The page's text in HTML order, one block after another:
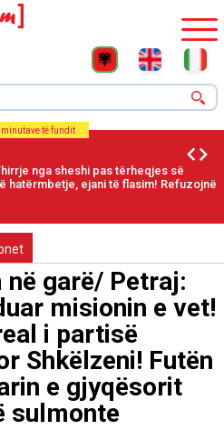
minutave të fundit
nga sheshi pas tërheqjes së
hatërmbetje, ejani të flasim! Refuzojnë
në garë/ Petraj:
misionin e vet!
i partisë
Shkëlzeni! Futën
e gjyqësorit
sulmonte